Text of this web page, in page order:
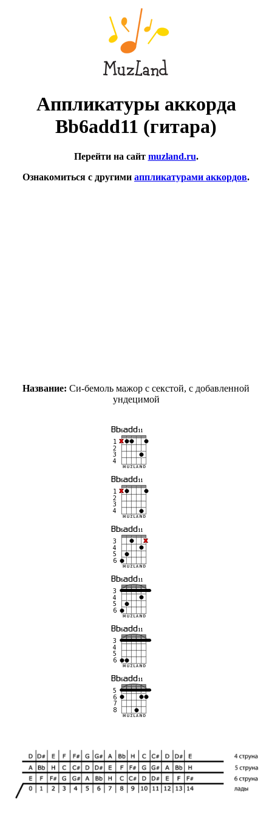
Аппликатуры аккорда
Bb6add11 (гитара)
Перейти на сайт muzland.ru.
Ознакомиться с другими аппликатурами аккордов.
Название: Си-бемоль мажор с секстой, с добавленной
ундецимой